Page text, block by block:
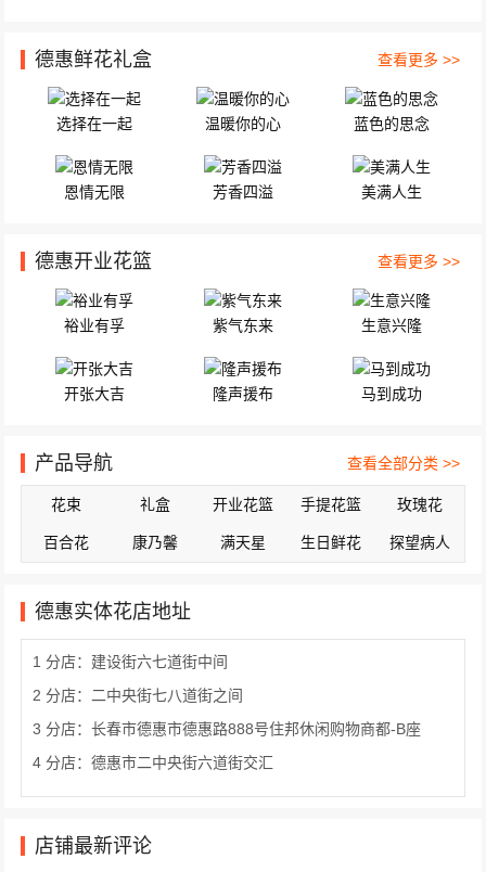
德惠鲜花礼盒 查看更多 >>
选择在一起 温暖你的心 蓝色的思念
恩情无限 芳香四溢 美满人生
德惠开业花篮 查看更多 >>
裕业有孚 紫气东来 生意兴隆
开张大吉 隆声援布 马到成功
产品导航 查看全部分类 >>
花束 礼盒 开业花篮 手提花篮 玫瑰花
百合花 康乃馨 满天星 生日鲜花 探望病人
德惠实体花店地址
1 分店：建设街六七道街中间
2 分店：二中央街七八道街之间
3 分店：长春市德惠市德惠路888号住邦休闲购物商都-B座
4 分店：德惠市二中央街六道街交汇
店铺最新评论